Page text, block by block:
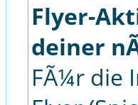
Flyer-
deiner
FÃ¼r die